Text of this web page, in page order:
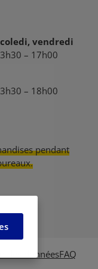
vendredi
– 17h00
– 18h00
pendant
des donnéesFAQ